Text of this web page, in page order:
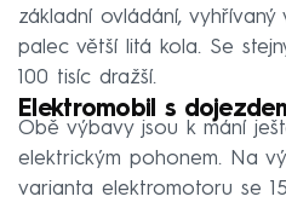
základní ovládání,
palec větší litá kola. Se
100 tisíc dražší.
Elektromobil s
Obě výbavy jsou k mání
elektrickým pohonem. Na
varianta elektromotoru se